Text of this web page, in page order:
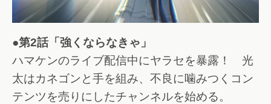
●第2話「強くならなきゃ」
ハマケンのライブ配信中にヤラセを暴露！ 光
太はカネゴンと手を組み、不良に噛みつくコン
テンツを売りにしたチャンネルを始める。